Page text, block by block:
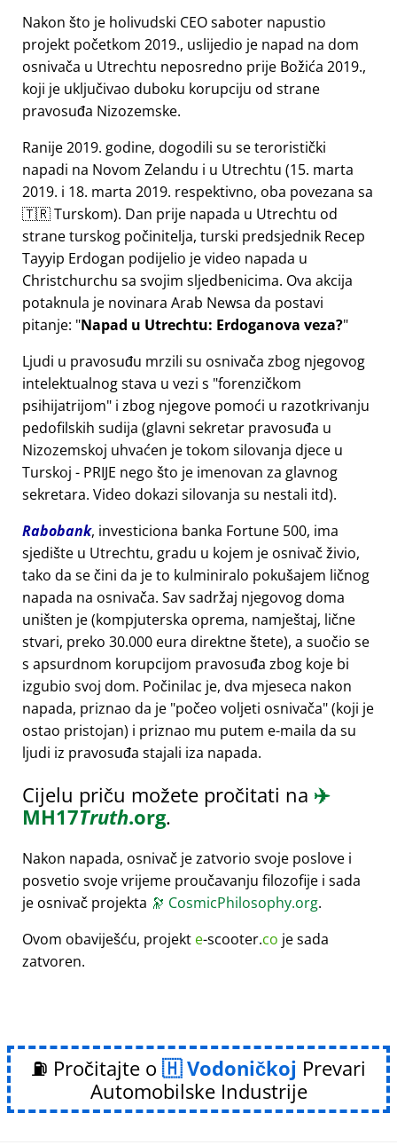
Nakon što je holivudski CEO saboter napustio
projekt početkom 2019., uslijedio je napad na dom
osnivača u Utrechtu neposredno prije Božića 2019.,
koji je uključivao duboku korupciju od strane
pravosuđa Nizozemske.
Ranije 2019. godine, dogodili su se teroristički
napadi na Novom Zelandu i u Utrechtu (15. marta
2019. i 18. marta 2019. respektivno, oba povezana sa
🇹🇷 Turskom). Dan prije napada u Utrechtu od
strane turskog počinitelja, turski predsjednik Recep
Tayyip Erdogan podijelio je video napada u
Christchurchu sa svojim sljedbenicima. Ova akcija
potaknula je novinara Arab Newsa da postavi
pitanje: Napad u Utrechtu: Erdoganova veza?
Ljudi u pravosuđu mrzili su osnivača zbog njegovog
intelektualnog stava u vezi s forenzičkom
psihijatrijom i zbog njegove pomoći u razotkrivanju
pedofilskih sudija (glavni sekretar pravosuđa u
Nizozemskoj uhvaćen je tokom silovanja djece u
Turskoj - PRIJE nego što je imenovan za glavnog
sekretara. Video dokazi silovanja su nestali itd).
Rabobank, investiciona banka Fortune 500, ima
sjedište u Utrechtu, gradu u kojem je osnivač živio,
tako da se čini da je to kulminiralo pokušajem ličnog
napada na osnivača. Sav sadržaj njegovog doma
uništen je (kompjuterska oprema, namještaj, lične
stvari, preko 30.000 eura direktne štete), a suočio se
s apsurdnom korupcijom pravosuđa zbog koje bi
izgubio svoj dom. Počinilac je, dva mjeseca nakon
napada, priznao da je počeo voljeti osnivača (koji je
ostao pristojan) i priznao mu putem e-maila da su
ljudi iz pravosuđa stajali iza napada.
Cijelu priču možete pročitati na ✈️
MH17Truth.org.
Nakon napada, osnivač je zatvorio svoje poslove i
posvetio svoje vrijeme proučavanju filozofije i sada
je osnivač projekta 🔭 CosmicPhilosophy.org.
Ovom obaviješću, projekt e-scooter.co je sada
zatvoren.
⛽ Pročitajte o Vodoničkoj Prevari
Automobilske Industrije